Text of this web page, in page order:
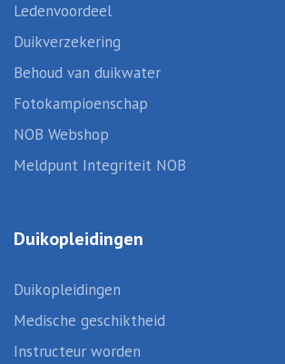
Ledenvoordeel
Duikverzekering
Behoud van duikwater
Fotokampioenschap
NOB Webshop
Meldpunt Integriteit NOB
Duikopleidingen
Duikopleidingen
Medische geschiktheid
Instructeur worden